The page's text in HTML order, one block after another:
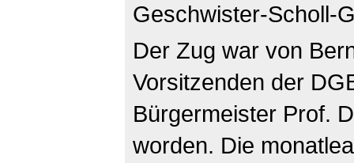
Geschwister-Scholl-
Der Zug war von
Vorsitzenden der
Bürgermeister Prof.
worden. Die